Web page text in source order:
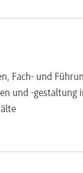
Fach- und
und -gestaltung